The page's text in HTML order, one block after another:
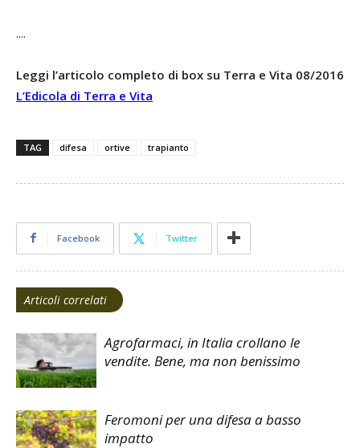
....
Leggi l’articolo completo di box su Terra e Vita 08/2016
L’Edicola di Terra e Vita
TAG difesa ortive trapianto
Facebook Twitter
Articoli correlati
Agrofarmaci, in Italia crollano le
vendite. Bene, ma non benissimo
Feromoni per una difesa a basso
impatto